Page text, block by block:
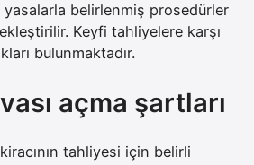
yasalarla belirlenmiş prosedürler
Keyfi tahliyelere karşı
bulunmaktadır.
açma şartları
tahliyesi için belirli